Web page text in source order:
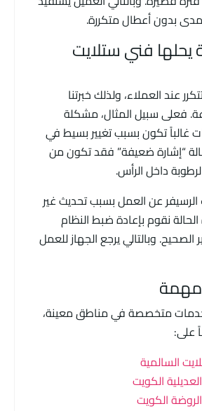
بدون أعطال متكررة.
فني ستلايت
عند العملاء، ولذلك خبرتنا
فعلى سبيل المثال، مشكلة
غالباً تكون بسبب تغيير بسيط في
“إشارة ضعيفة” فقد تكون من
داخل الرأس.
عن العمل بسبب تحديث غير
نقوم بإعادة ضبط النظام
وبالتالي يرجع الجهاز للعمل
مهمة
متخصصة في مناطق معينة،
على:
السالمية
الكويت
الكويت